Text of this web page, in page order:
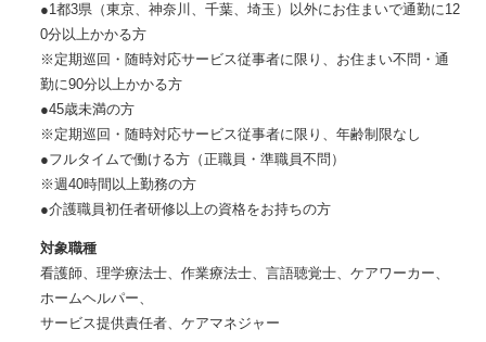
●1都3県（東京、神奈川、千葉、埼玉）以外にお住まいで通勤に12
0分以上かかる方
※定期巡回・随時対応サービス従事者に限り、お住まい不問・通
勤に90分以上かかる方
●45歳未満の方
※定期巡回・随時対応サービス従事者に限り、年齢制限なし
●フルタイムで働ける方（正職員・準職員不問）
※週40時間以上勤務の方
●介護職員初任者研修以上の資格をお持ちの方
対象職種
看護師、理学療法士、作業療法士、言語聴覚士、ケアワーカー、
ホームヘルパー、
サービス提供責任者、ケアマネジャー